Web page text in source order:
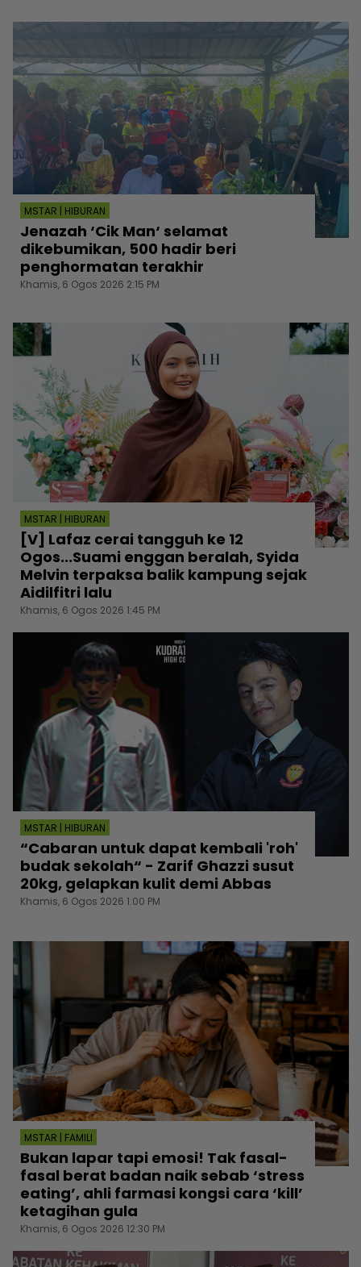
MSTAR | HIBURAN
Jenazah ‘Cik Man‘ selamat
dikebumikan, 500 hadir beri
penghormatan terakhir
Khamis, 6 Ogos 2026 2:15 PM
MSTAR | HIBURAN
[V] Lafaz cerai tangguh ke 12
Ogos...Suami enggan beralah, Syida
Melvin terpaksa balik kampung sejak
Aidilfitri lalu
Khamis, 6 Ogos 2026 1:45 PM
MSTAR | HIBURAN
“Cabaran untuk dapat kembali 'roh'
budak sekolah“ - Zarif Ghazzi susut
20kg, gelapkan kulit demi Abbas
Khamis, 6 Ogos 2026 1:00 PM
MSTAR | FAMILI
Bukan lapar tapi emosi! Tak fasal-
fasal berat badan naik sebab ‘stress
eating’, ahli farmasi kongsi cara ‘kill’
ketagihan gula
Khamis, 6 Ogos 2026 12:30 PM